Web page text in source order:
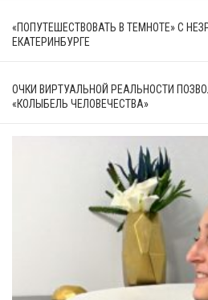
«ПОПУТЕШЕСТВОВАТЬ В ТЕМНОТЕ» С
ЕКАТЕРИНБУРГЕ
ОЧКИ ВИРТУАЛЬНОЙ РЕАЛЬНОСТИ
«КОЛЫБЕЛЬ ЧЕЛОВЕЧЕСТВА»